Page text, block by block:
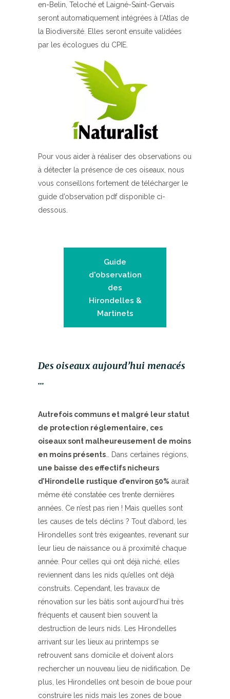
en-Belin, Teloché et Laigné-Saint-Gervais
seront automatiquement intégrées à l’Atlas de
la Biodiversité. Elles seront ensuite validées
par les écologues du CPIE.
Pour vous aider à réaliser des observations ou
à détecter la présence de ces oiseaux, nous
vous conseillons fortement de télécharger le
guide d’observation pdf disponible ci-
dessous.
Guide
d'observation
des
Hirondelles &
Martinets
Des oiseaux aujourd’hui menacés
…
Autrefois communs et malgré leur statut
de protection réglementaire, ces
oiseaux sont malheureusement de moins
en moins présents… Dans certaines régions,
une baisse des effectifs nicheurs
d’Hirondelle rustique d’environ 50% aurait
même été constatée ces trente dernières
années. Ce n’est pas rien ! Mais quelles sont
les causes de tels déclins ? Tout d’abord, les
Hirondelles sont très exigeantes, revenant sur
leur lieu de naissance ou à proximité chaque
année. Pour celles qui ont déjà niché, elles
reviennent dans les nids qu’elles ont déjà
construits. Cependant, les travaux de
rénovation sur les bâtis sont aujourd’hui très
fréquents et causent bien souvent la
destruction de leurs nids. Les Hirondelles
arrivant sur les lieux au printemps se
retrouvent sans domicile et doivent alors
rechercher un nouveau lieu de nidification. De
plus, les Hirondelles ont besoin de boue pour
construire les nids mais les zones de boue